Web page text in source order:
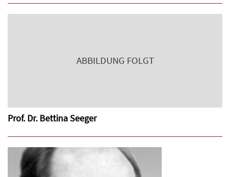
ABBILDUNG FOLGT
Prof. Dr. Bettina Seeger